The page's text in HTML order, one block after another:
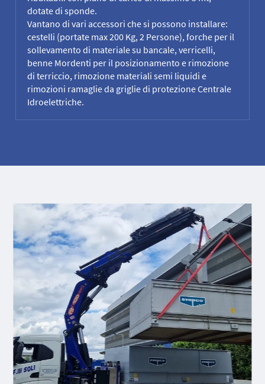
dotate di sponde.
Vantano di vari accessori che si possono installare:
cestelli (portate max 200 Kg, 2 Persone), forche per il
sollevamento di materiale su bancale, verricelli,
benne Mordenti per il posizionamento e rimozione
di terriccio, rimozione materiali semi liquidi e
rimozioni ramaglie da griglie di protezione Centrale
Idroelettriche.